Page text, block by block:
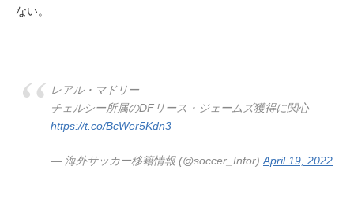
ない。
レアル・マドリー
チェルシー所属のDFリース・ジェームズ獲得に関心
https://t.co/BcWer5Kdn3
— 海外サッカー移籍情報 (@soccer_Infor) April 19, 2022